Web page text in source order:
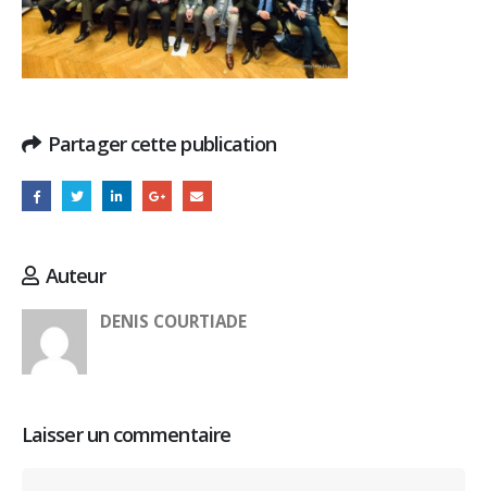
Partager cette publication
Auteur
DENIS COURTIADE
Laisser un commentaire